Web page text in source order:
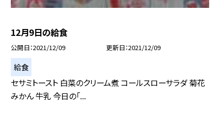
12月9日の給食
公開日 2021/12/09 更新日 2021/12/09
給食
セサミトースト 白菜のクリーム煮 コールスローサラダ 菊花
みかん 牛乳 今日の「...